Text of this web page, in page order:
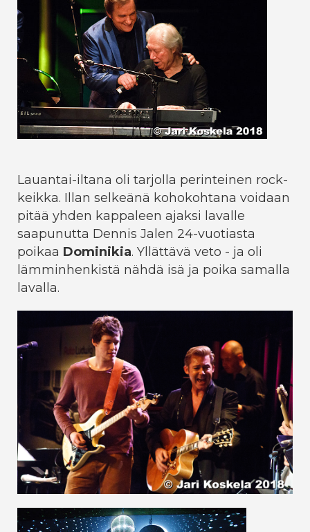
Lauantai-iltana oli tarjolla perinteinen rock-
keikka. Illan selkeänä kohokohtana voidaan
pitää yhden kappaleen ajaksi lavalle
saapunutta Dennis Jalen 24-vuotiasta
poikaa Dominikia. Yllättävä veto - ja oli
lämminhenkistä nähdä isä ja poika samalla
lavalla.